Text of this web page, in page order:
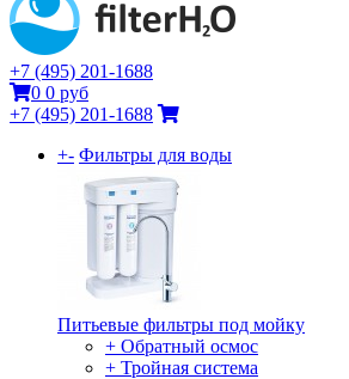
+7 (495) 201-1688
0 0 руб
+7 (495) 201-1688
+- Фильтры для воды
Питьевые фильтры под мойку
+ Обратный осмос
+ Тройная система